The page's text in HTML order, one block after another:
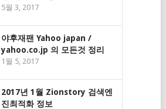
5월 3, 2017
야후재팬 Yahoo japan /
yahoo.co.jp 의 모든것 정리
1월 5, 2017
2017년 1월 Zionstory 검색엔
진최적화 정보